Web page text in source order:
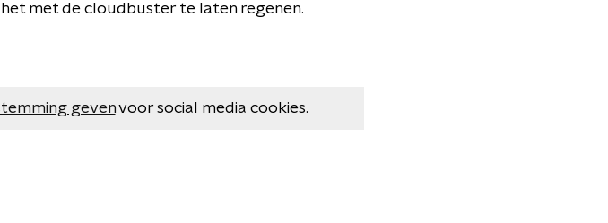
met de cloudbuster te laten regenen.
gevenvoor social media cookies.